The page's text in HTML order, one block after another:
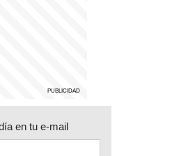
en tu e-mail